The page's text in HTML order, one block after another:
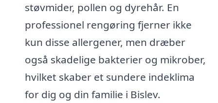
støvmider, pollen og dyrehår. En
professionel rengøring fjerner ikke
kun disse allergener, men dræber
også skadelige bakterier og mikrober,
hvilket skaber et sundere indeklima
for dig og din familie i Bislev.